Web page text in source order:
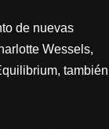
de nuevas
Wessels,
también